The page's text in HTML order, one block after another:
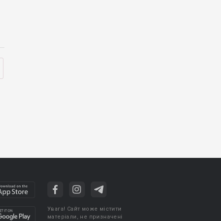
Увага! Сайт може містити
матеріали, не призначені